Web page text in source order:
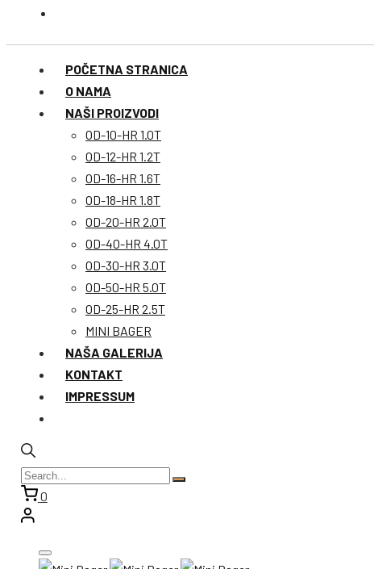
POČETNA STRANICA
O NAMA
NAŠI PROIZVODI
OD-10-HR 1.0T
OD-12-HR 1.2T
OD-16-HR 1.6T
OD-18-HR 1.8T
OD-20-HR 2.0T
OD-40-HR 4.0T
OD-30-HR 3.0T
OD-50-HR 5.0T
OD-25-HR 2.5T
MINI BAGER
NAŠA GALERIJA
KONTAKT
IMPRESSUM
0